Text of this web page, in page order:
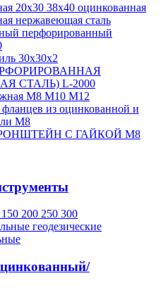
20х30 38х40 оцинкованная
нержавеющая сталь
перфорированный
30х30х2
СТАЛЬ) L-2000
М8 М10 М12
из оцинкованной и
М8
С ГАЙКОЙ М8
200 250 300
геодезические